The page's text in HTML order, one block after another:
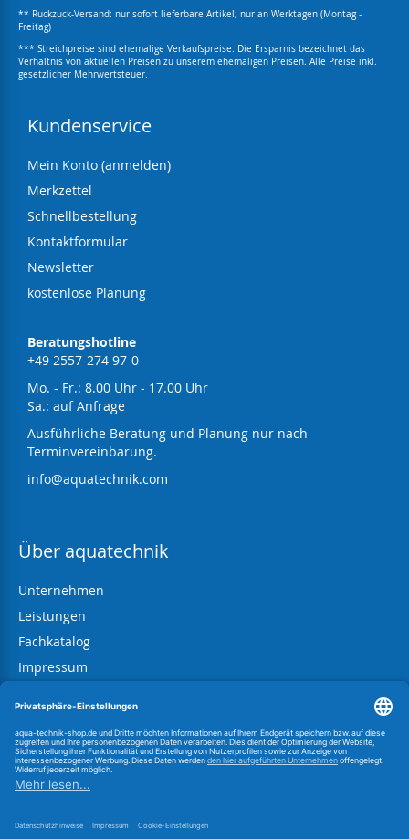
** Ruckzuck-Versand: nur sofort lieferbare Artikel; nur an Werktagen (Montag -
Freitag)
*** Streichpreise sind ehemalige Verkaufspreise. Die Ersparnis bezeichnet das
Verhältnis von aktuellen Preisen zu unserem ehemaligen Preisen. Alle Preise inkl.
gesetzlicher Mehrwertsteuer.
Kundenservice
Mein Konto (anmelden)
Merkzettel
Schnellbestellung
Kontaktformular
Newsletter
kostenlose Planung
Beratungshotline
+49 2557-274 97-0
Mo. - Fr.: 8.00 Uhr - 17.00 Uhr
Sa.: auf Anfrage
Ausführliche Beratung und Planung nur nach
Terminvereinbarung.
info@aquatechnik.com
Über aquatechnik
Unternehmen
Leistungen
Fachkatalog
Impressum
Widerrufsbelehrung
Information zum BattG
Link zur OS-Plattform
Vertrag widerrufen